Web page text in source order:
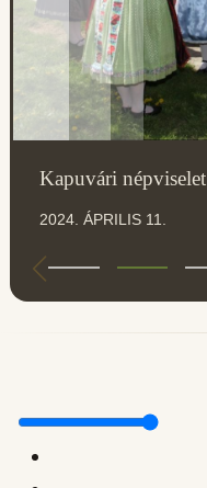
Kapuvári népviselet
2024. ÁPRILIS 11.